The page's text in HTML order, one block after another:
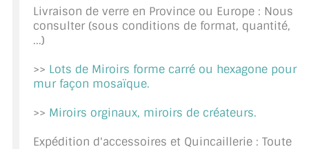
NUANCIER RAL
COMMENT COUPER DU VERRE ?
CONSEILS / AIDE
Livraison de verre en Province ou Europe : Nous
consulter (sous conditions de format, quantité,
...)
>> Lots de Miroirs forme carré ou hexagone pour
mur façon mosaïque.
>> Miroirs orginaux, miroirs de créateurs.
Expédition d'accessoires et Quincaillerie : Toute